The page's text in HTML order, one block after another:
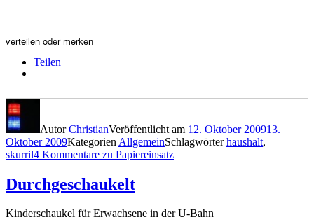
verteilen oder merken
Teilen
AutorChristianVeröffentlicht am 12. Oktober 200913.
Oktober 2009Kategorien AllgemeinSchlagwörterhaushalt,
skurril4 Kommentare zu Papiereinsatz
Durchgeschaukelt
Kinderschaukel für Erwachsene in der U-Bahn